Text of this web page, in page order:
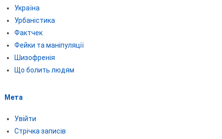
Україна
Урбаністика
Фактчек
Фейки та маніпуляції
Шизофренія
Що болить людям
Мета
Увійти
Стрічка записів